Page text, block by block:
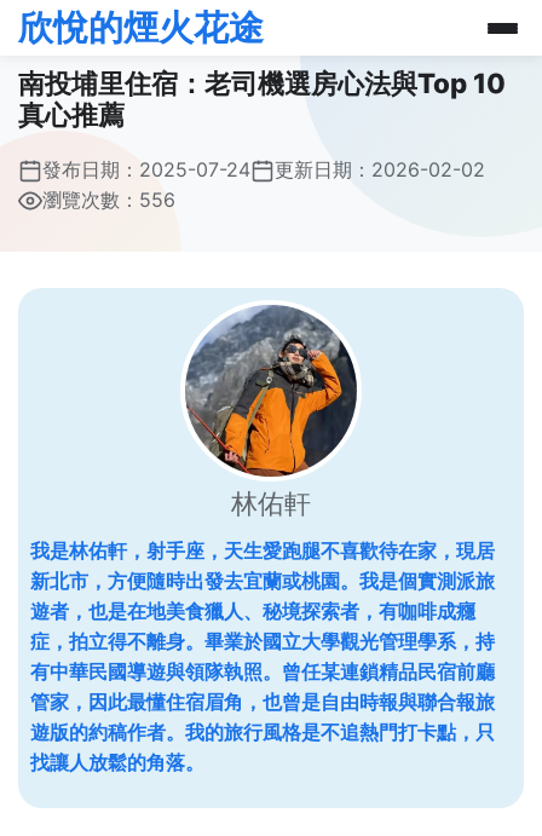
欣悅的煙火花途
南投埔里住宿：老司機選房心法與Top 10
真心推薦
發布日期： 2025-07-24 更新日期： 2026-02-02
瀏覽次數：556
林佑軒
我是林佑軒，射手座，天生愛跑腿不喜歡待在家，現居
新北市，方便隨時出發去宜蘭或桃園。我是個實測派旅
遊者，也是在地美食獵人、秘境探索者，有咖啡成癮
症，拍立得不離身。畢業於國立大學觀光管理學系，持
有中華民國導遊與領隊執照。曾任某連鎖精品民宿前廳
管家，因此最懂住宿眉角，也曾是自由時報與聯合報旅
遊版的約稿作者。我的旅行風格是不追熱門打卡點，只
找讓人放鬆的角落。